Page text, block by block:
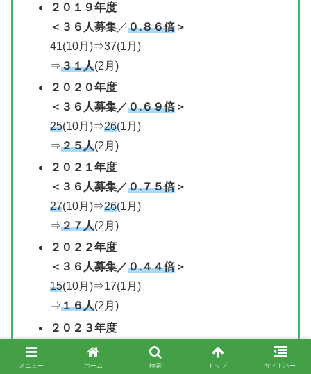
２０１９年度
＜３６人募集 ／０.８６倍＞
41(10月)⇒37(1月)
⇒３１人(2月)
２０２０年度
＜ ３６人募集／０.６９倍＞
25(10月)⇒26(1月)
⇒２５人(2月)
２０２１年度
＜ ３６人募集／０.７５倍＞
27(10月)⇒26(1月)
⇒２７人(2月)
２０２２年度
＜ ３６人募集／０.４４倍＞
15(10月)⇒17(1月)
⇒１６人(2月)
２０２３年度
３６人募集 ０.６９倍
(10月)⇒
メニュー ホーム 検索 トップ サイドバー